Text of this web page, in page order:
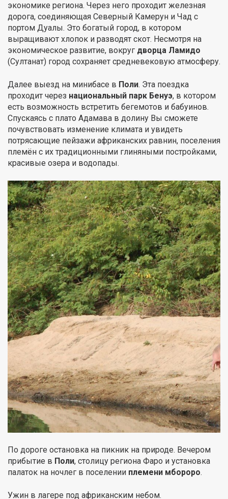
экономике региона. Через него проходит железная
дорога, соединяющая Северный Камерун и Чад с
портом Дуалы. Это богатый город, в котором
выращивают хлопок и разводят скот. Несмотря на
экономическое развитие, вокруг дворца Ламидо
(Султанат) город сохраняет средневековую атмосферу.
Далее выезд на минибасе в Поли. Эта поездка
проходит через национальный парк Бенуэ, в котором
есть возможность встретить бегемотов и бабуинов.
Спускаясь с плато Адамава в долину Вы cможете
почувствовать изменение климата и увидеть
потрясающие пейзажи африканских равнин, поселения
племён с их традиционными глиняными постройками,
красивые озера и водопады.
По дороге остановка на пикник на природе. Вечером
прибытие в Поли, столицу региона Фаро и установка
палаток на ночлег в поселении племени мбороро.
Ужин в лагере под африканским небом.